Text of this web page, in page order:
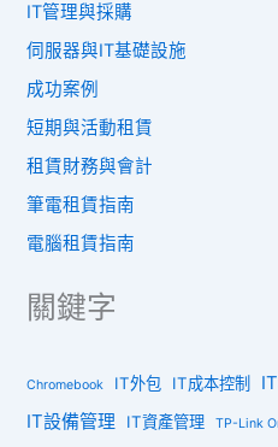
IT管理與採購
伺服器與IT基礎設施
成功案例
短期與活動租賃
租賃財務與會計
筆電租賃指南
電腦租賃指南
關鍵字
Chromebook IT外包 IT成本控制
IT設備管理 IT資產管理 TP-Link